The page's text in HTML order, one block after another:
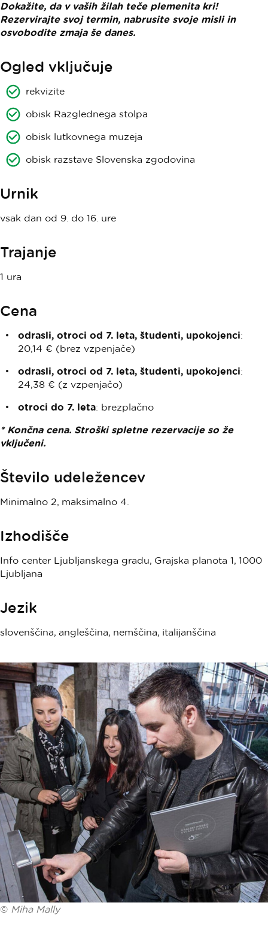
Dokažite, da v vaših žilah teče plemenita kri!
Rezervirajte svoj termin, nabrusite svoje misli in
osvobodite zmaja še danes.
Ogled vključuje
rekvizite
obisk Razglednega stolpa
obisk lutkovnega muzeja
obisk razstave Slovenska zgodovina
Urnik
vsak dan od 9. do 16. ure
Trajanje
1 ura
Cena
odrasli, otroci od 7. leta, študenti, upokojenci:
20,14 € (brez vzpenjače)
odrasli, otroci od 7. leta, študenti, upokojenci:
24,38 € (z vzpenjačo)
otroci do 7. leta: brezplačno
* Končna cena. Stroški spletne rezervacije so že
vključeni.
Število udeležencev
Minimalno 2, maksimalno 4.
Izhodišče
Info center Ljubljanskega gradu, Grajska planota 1, 1000
Ljubljana
Jezik
slovenščina, angleščina, nemščina, italijanščina
© Miha Mally